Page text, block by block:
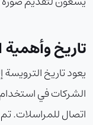
تاريخ
يعود تاريخ
الشركات في
اتصال للمراسلات.